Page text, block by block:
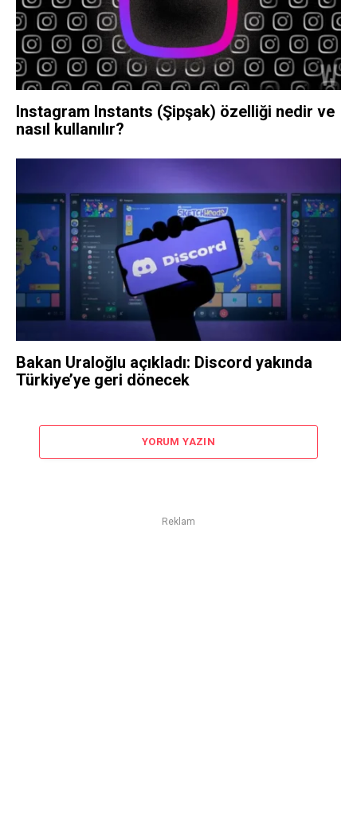
Instagram Instants (Şipşak) özelliği nedir ve
nasıl kullanılır?
Bakan Uraloğlu açıkladı: Discord yakında
Türkiye’ye geri dönecek
YORUM YAZIN
Reklam